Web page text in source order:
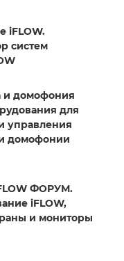
iFLOW.
систем
и домофония
для
управления
домофонии
ФОРУМ.
iFLOW,
и мониторы